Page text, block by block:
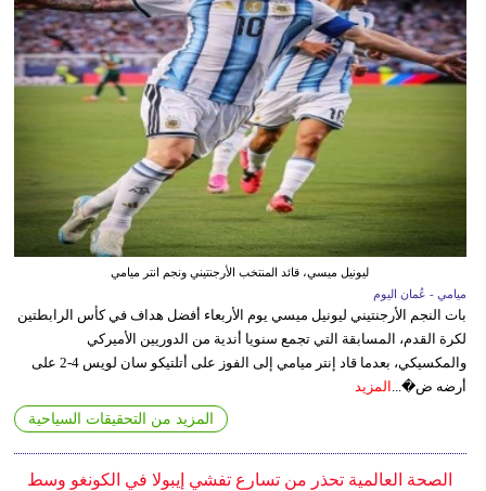
ليونيل ميسي، قائد المنتخب الأرجنتيني ونجم انتر ميامي
ميامي - عُمان اليوم
بات النجم الأرجنتيني ليونيل ميسي يوم الأربعاء أفضل هداف في كأس الرابطتين
لكرة القدم، المسابقة التي تجمع سنويا أندية من الدوريين الأميركي
والمكسيكي، بعدما قاد إنتر ميامي إلى الفوز على أتلتيكو سان لويس 4-2 على
أرضه ض�... المزيد
المزيد من التحقيقات السياحية
الصحة العالمية تحذر من تسارع تفشي إيبولا في الكونغو وسط